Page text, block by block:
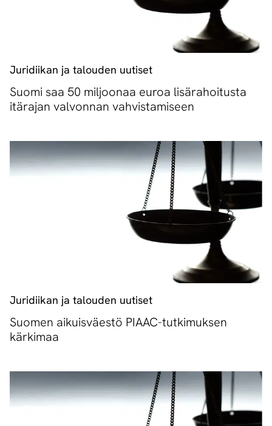
Juridiikan ja talouden uutiset
Suomi saa 50 miljoonaa euroa lisärahoitusta
itärajan valvonnan vahvistamiseen
Juridiikan ja talouden uutiset
Suomen aikuisväestö PIAAC-tutkimuksen
kärkimaa